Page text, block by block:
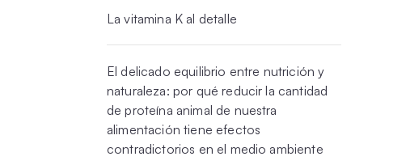
La vitamina K al detalle
El delicado equilibrio entre nutrición y
naturaleza: por qué reducir la cantidad
de proteína animal de nuestra
alimentación tiene efectos
contradictorios en el medio ambiente